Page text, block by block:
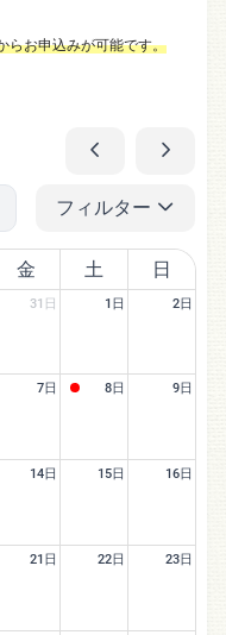
らお申込みが可能です。
フィルター
金 土 日
31日 1日 2日
7日 8日 9日
14日 15日 16日
21日 22日 23日